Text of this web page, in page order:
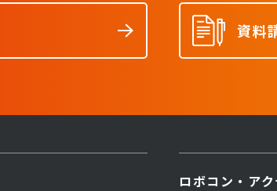
資料
ロボコン・ア